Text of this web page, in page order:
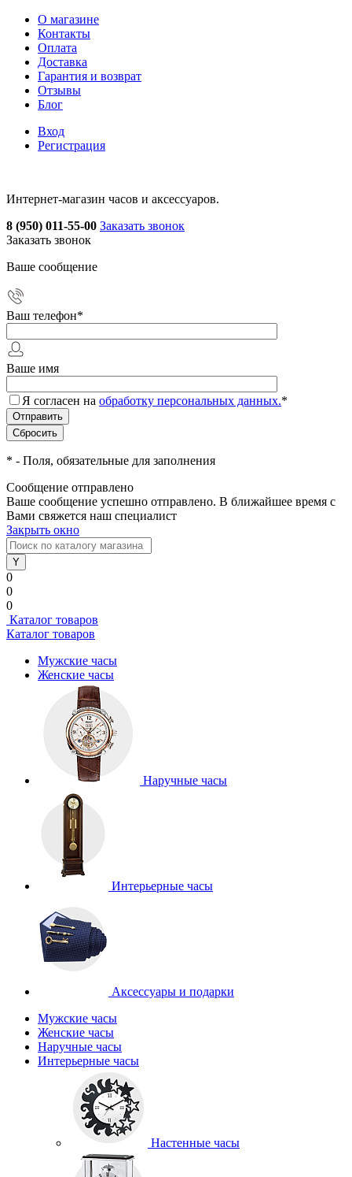
О магазине
Контакты
Оплата
Доставка
Гарантия и возврат
Отзывы
Блог
Вход
Регистрация
Интернет-магазин часов и аксессуаров.
8 (950) 011-55-00 Заказать звонок
Заказать звонок
Ваше сообщение
Ваш телефон*
Ваше имя
Я согласен на обработку персональных данных.*
* - Поля, обязательные для заполнения
Сообщение отправлено
Ваше сообщение успешно отправлено. В ближайшее время с
Вами свяжется наш специалист
Закрыть окно
0
0
0
Каталог товаров
Каталог товаров
Мужские часы
Женские часы
Наручные часы
Интерьерные часы
Аксессуары и подарки
Мужские часы
Женские часы
Наручные часы
Интерьерные часы
Настенные часы